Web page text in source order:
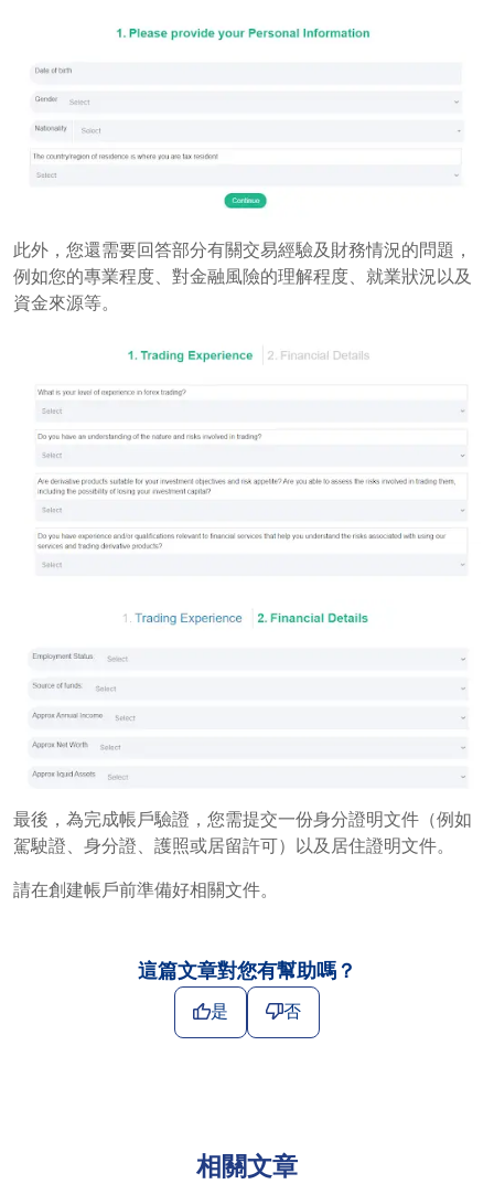
此外，您還需要回答部分有關交易經驗及財務情況的問題，
例如您的專業程度、對金融風險的理解程度、就業狀況以及
資金來源等。
最後，為完成帳戶驗證，您需提交一份身分證明文件（例如
駕駛證、身分證、護照或居留許可）以及居住證明文件。
請在創建帳戶前準備好相關文件。
這篇文章對您有幫助嗎？
是 否
相關文章